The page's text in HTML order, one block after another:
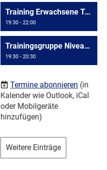
Training Erwachsene Triesen
19:30 - 22:00
Trainingsgruppe Niveau >= D4
19:30 - 20:30
Termine abonnieren (in
Kalender wie Outlook, iCal
oder Mobilgeräte
hinzufügen)
Weitere Einträge